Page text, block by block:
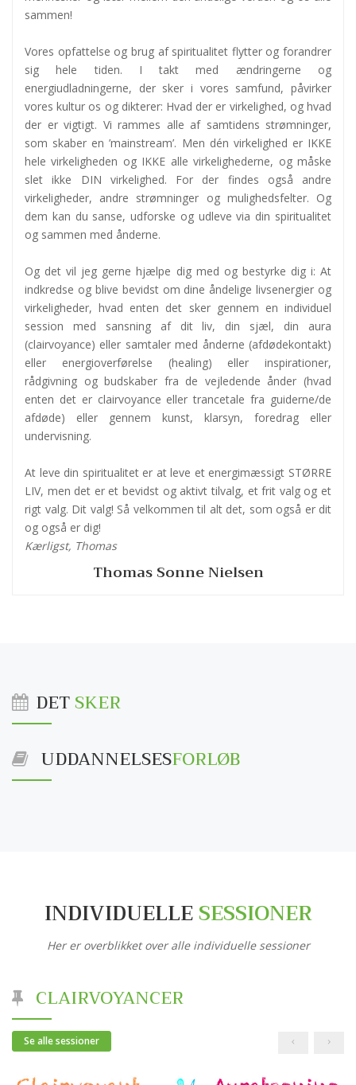
sammen!
Vores opfattelse og brug af spiritualitet flytter og forandrer
sig hele tiden. I takt med ændringerne og
energiudladningerne, der sker i vores samfund, påvirker
vores kultur os og dikterer: Hvad der er virkelighed, og hvad
der er vigtigt. Vi rammes alle af samtidens strømninger,
som skaber en ’mainstream’. Men dén virkelighed er IKKE
hele virkeligheden og IKKE alle virkelighederne, og måske
slet ikke DIN virkelighed. For der findes også andre
virkeligheder, andre strømninger og mulighedsfelter. Og
dem kan du sanse, udforske og udleve via din spiritualitet
og sammen med ånderne.
Og det vil jeg gerne hjælpe dig med og bestyrke dig i: At
indkredse og blive bevidst om dine åndelige livsenergier og
virkeligheder, hvad enten det sker gennem en individuel
session med sansning af dit liv, din sjæl, din aura
(clairvoyance) eller samtaler med ånderne (afdødekontakt)
eller energioverførelse (healing) eller inspirationer,
rådgivning og budskaber fra de vejledende ånder (hvad
enten det er clairvoyance eller trancetale fra guiderne/de
afdøde) eller gennem kunst, klarsyn, foredrag eller
undervisning.
At leve din spiritualitet er at leve et energimæssigt STØRRE
LIV, men det er et bevidst og aktivt tilvalg, et frit valg og et
rigt valg. Dit valg! Så velkommen til alt det, som også er dit
og også er dig!
Kærligst, Thomas
Thomas Sonne Nielsen
DETSKER
UDDANNELSESFORLØB
INDIVIDUELLESESSIONER
Her er overblikket over alle individuelle sessioner
CLAIRVOYANCER
Se alle sessioner